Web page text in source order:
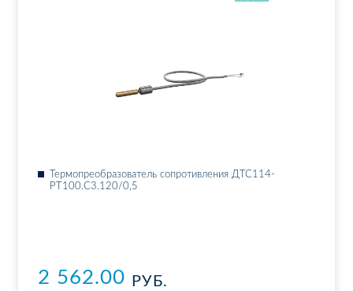
Тер­мо­пре­об­ра­зо­ва­тель со­про­тив­ле­ния ДТ­С114-
РТ100.С3.120/0,5
2 562.00 РУБ.